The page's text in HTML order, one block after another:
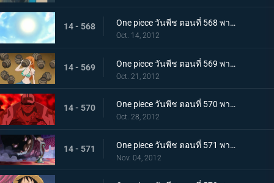
14 - 568 One piece วันพีช ตอนที่ 568 พากย์ไทย ไปสู่อนาคต! เส้นทางที่เชื่อมไปยังแสงอาทิตย์!
Oct. 14, 2012
14 - 569 One piece วันพีช ตอนที่ 569 พากย์ไทย ความลับได้เปิดเผย!!! ความจริง?..เกี่ยวกับอาวุธโบราณ!!
Oct. 21, 2012
14 - 570 One piece วันพีช ตอนที่ 570 พากย์ไทย กลุ่มหมวกฟางตะลึง! จอมพลคนใหม่แห่งกองทัพเรือ!
Oct. 28, 2012
14 - 571 One piece วันพีช ตอนที่ 571 พากย์ไทย ผู้ชื่นชอบของหวาน! สี่จักรพรรดิ บิ๊กมัม
Nov. 04, 2012